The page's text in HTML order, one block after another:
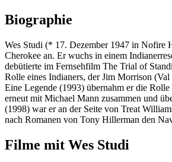
Biographie
Wes Studi (* 17. Dezember 1947 in Nofire
Cherokee an. Er wuchs in einem
debütierte im Fernsehfilm The Trial of
Rolle eines Indianers, der Jim Morrison
Eine Legende (1993) übernahm er die
erneut mit Michael Mann zusammen und
(1998) war er an der Seite von Treat
nach Romanen von Tony Hillerman den
Filme mit Wes Studi